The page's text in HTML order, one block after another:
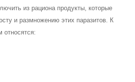
из рациона продукты, которые
и размножению этих паразитов. К
относятся: